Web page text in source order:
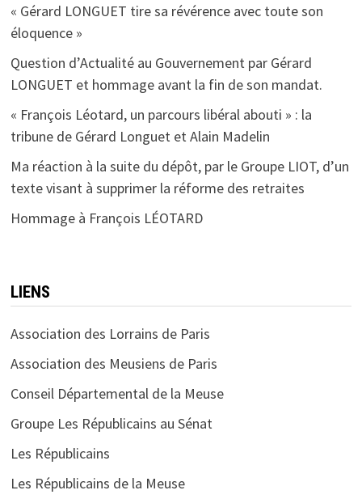
« Gérard LONGUET tire sa révérence avec toute son
éloquence »
Question d’Actualité au Gouvernement par Gérard
LONGUET et hommage avant la fin de son mandat.
« François Léotard, un parcours libéral abouti » : la
tribune de Gérard Longuet et Alain Madelin
Ma réaction à la suite du dépôt, par le Groupe LIOT, d’un
texte visant à supprimer la réforme des retraites
Hommage à François LÉOTARD
LIENS
Association des Lorrains de Paris
Association des Meusiens de Paris
Conseil Départemental de la Meuse
Groupe Les Républicains au Sénat
Les Républicains
Les Républicains de la Meuse